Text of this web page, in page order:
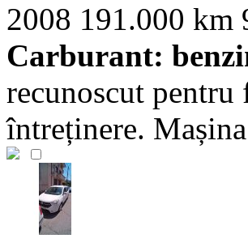
2008 191.000 km
Carburant:
recunoscut pentru
întreținere.